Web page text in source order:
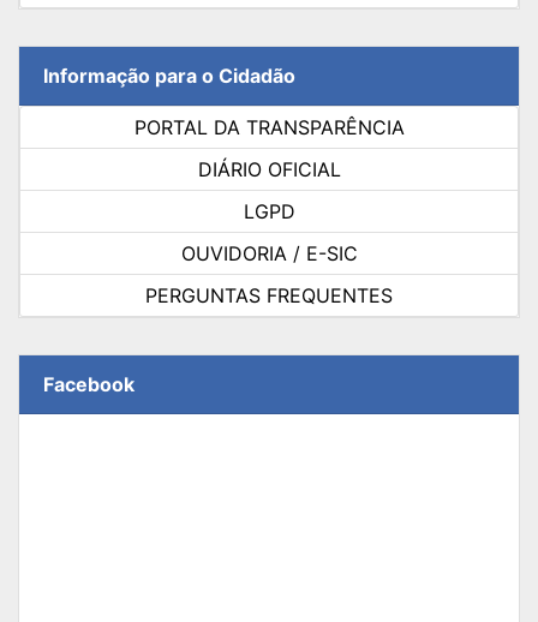
Informação para o Cidadão
PORTAL DA TRANSPARÊNCIA
DIÁRIO OFICIAL
LGPD
OUVIDORIA / E-SIC
PERGUNTAS FREQUENTES
Facebook